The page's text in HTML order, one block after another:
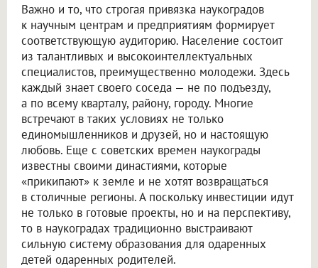
Важно и то, что строгая привязка наукоградов
к научным центрам и предприятиям формирует
соответствующую аудиторию. Население состоит
из талантливых и высокоинтеллектуальных
специалистов, преимущественно молодежи. Здесь
каждый знает своего соседа — не по подъезду,
а по всему кварталу, району, городу. Многие
встречают в таких условиях не только
единомышленников и друзей, но и настоящую
любовь. Еще с советских времен наукограды
известны своими династиями, которые
«прикипают» к земле и не хотят возвращаться
в столичные регионы. А поскольку инвестиции идут
не только в готовые проекты, но и на перспективу,
то в наукоградах традиционно выстраивают
сильную систему образования для одаренных
детей одаренных родителей.